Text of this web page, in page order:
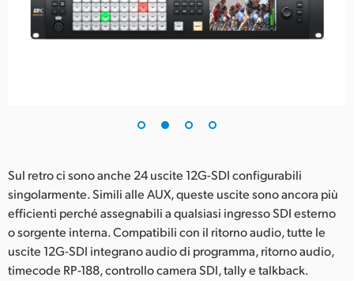
Sul retro ci sono anche 24 uscite 12G-SDI configurabili
singolarmente. Simili alle AUX, queste uscite sono ancora più
efficienti perché assegnabili a qualsiasi ingresso SDI esterno
o sorgente interna. Compatibili con il ritorno audio, tutte le
uscite 12G-SDI integrano audio di programma, ritorno audio,
timecode RP-188, controllo camera SDI, tally e talkback.